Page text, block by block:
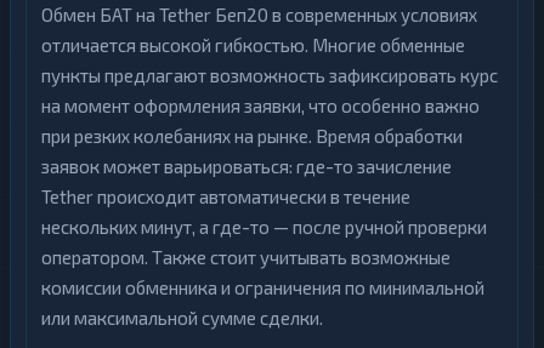
Обмен БАТ на Tether Беп20 в современных условиях
отличается высокой гибкостью. Многие обменные
пункты предлагают возможность зафиксировать курс
на момент оформления заявки, что особенно важно
при резких колебаниях на рынке. Время обработки
заявок может варьироваться: где-то зачисление
Tether происходит автоматически в течение
нескольких минут, а где-то — после ручной проверки
оператором. Также стоит учитывать возможные
комиссии обменника и ограничения по минимальной
или максимальной сумме сделки.